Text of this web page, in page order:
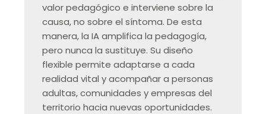
valor pedagógico e interviene sobre la
causa, no sobre el síntoma. De esta
manera, la IA amplifica la pedagogía,
pero nunca la sustituye. Su diseño
flexible permite adaptarse a cada
realidad vital y acompañar a personas
adultas, comunidades y empresas del
territorio hacia nuevas oportunidades.